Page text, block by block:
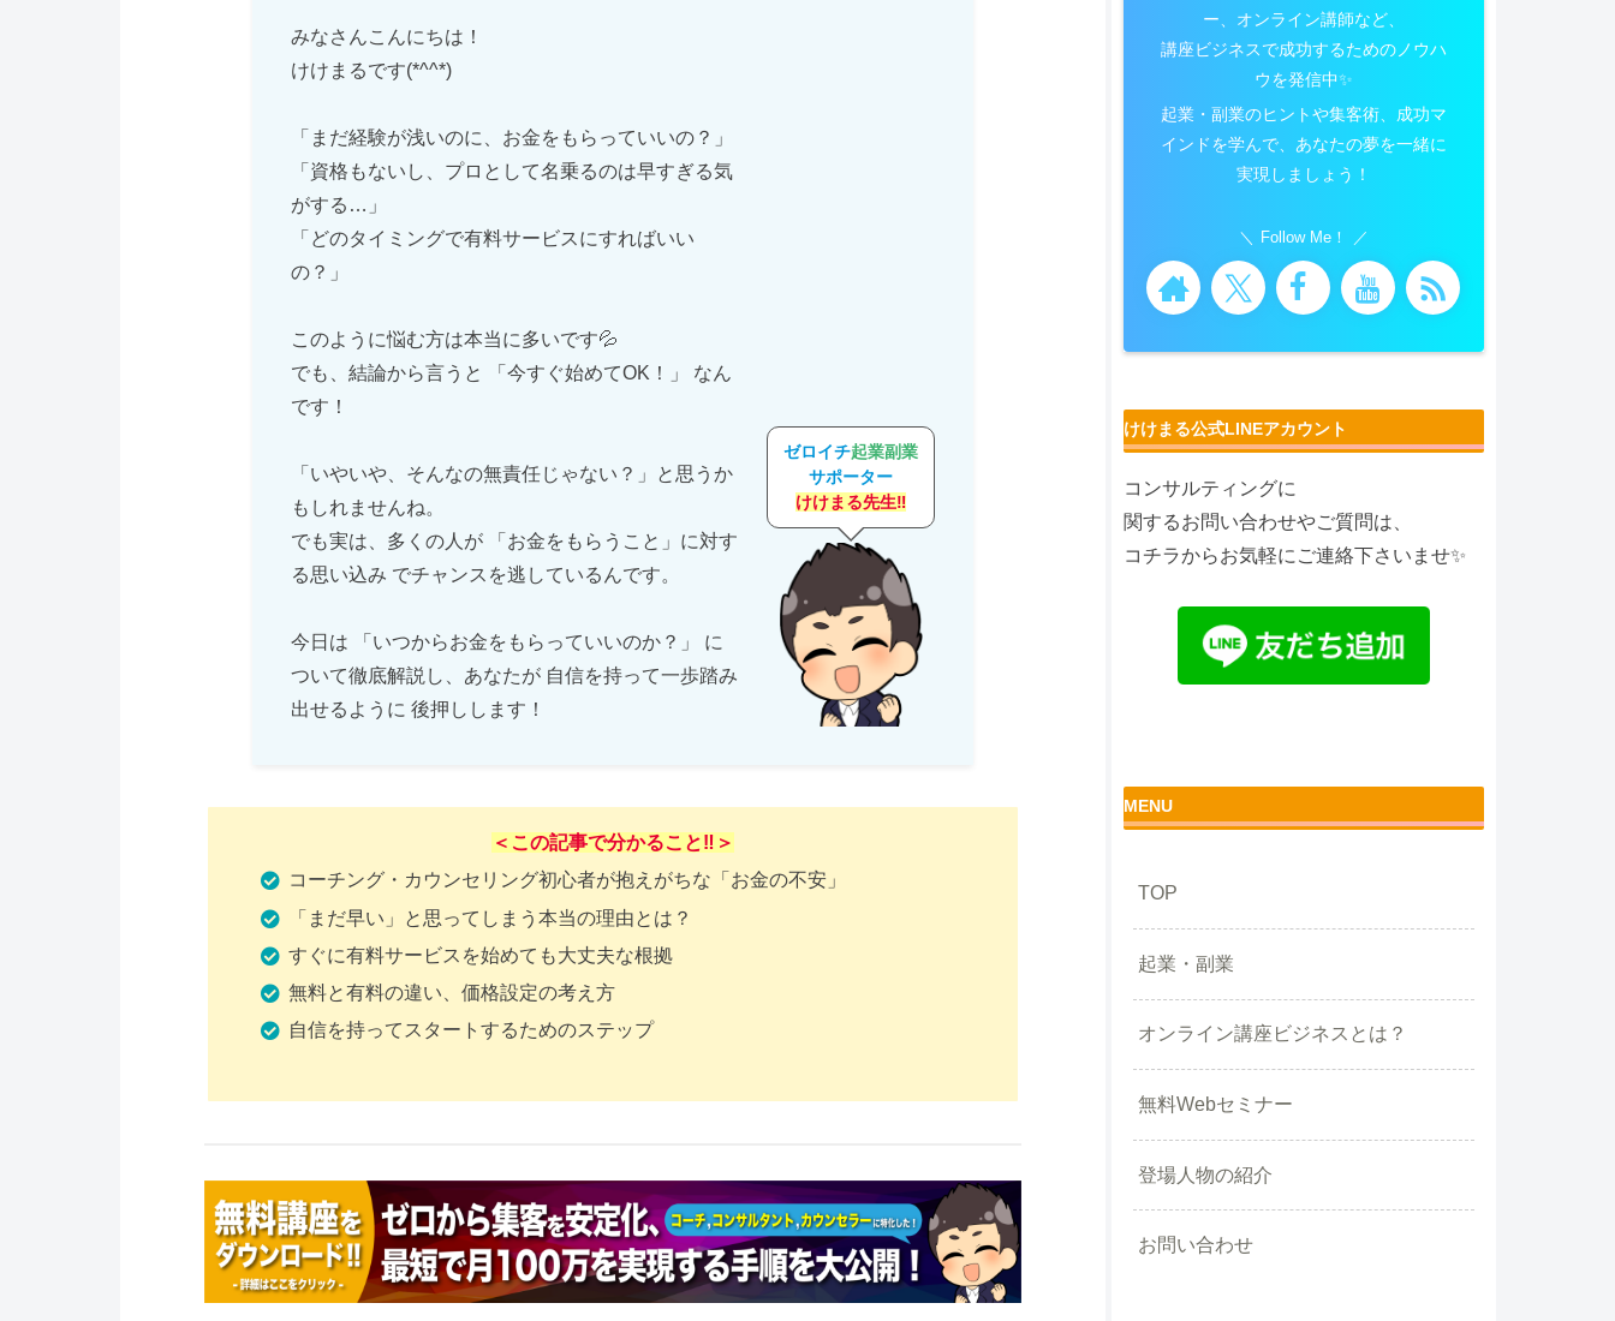
みなさんこんにちは！
けけまるです(*^^*)
「まだ経験が浅いのに、お金をもらっていいの？」
「資格もないし、プロとして名乗るのは早すぎる気
がする…」
「どのタイミングで有料サービスにすればいい
の？」
このように悩む方は本当に多いです💦
でも、結論から言うと 「今すぐ始めてOK！」 なん
です！
「いやいや、そんなの無責任じゃない？」と思うか
もしれませんね。
でも実は、多くの人が 「お金をもらうこと」に対す
る思い込み でチャンスを逃しているんです。
今日は 「いつからお金をもらっていいのか？」 に
ついて徹底解説し、あなたが 自信を持って一歩踏み
出せるように 後押しします！
ゼロイチ起業副業
サポーター
けけまる先生‼
＜この記事で分かること‼️＞
コーチング・カウンセリング初心者が抱えがちな「お金の不安」
「まだ早い」と思ってしまう本当の理由とは？
すぐに有料サービスを始めても大丈夫な根拠
無料と有料の違い、価格設定の考え方
自信を持ってスタートするためのステップ
ー、オンライン講師など、
講座ビジネスで成功するためのノウハ
ウを発信中✨
起業・副業のヒントや集客術、成功マ
インドを学んで、あなたの夢を一緒に
実現しましょう！
Follow Me！
けけまる公式LINEアカウント
コンサルティングに
関するお問い合わせやご質問は、
コチラからお気軽にご連絡下さいませ✨
MENU
TOP
起業・副業
オンライン講座ビジネスとは？
無料Webセミナー
登場人物の紹介
お問い合わせ